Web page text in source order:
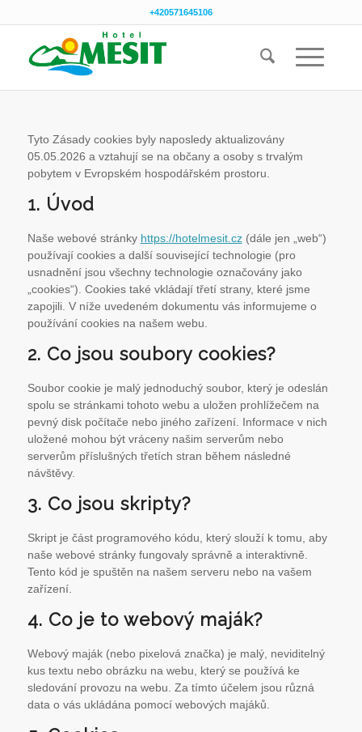
+420571645106
Tyto Zásady cookies byly naposledy aktualizovány
05.05.2026 a vztahují se na občany a osoby s trvalým
pobytem v Evropském hospodářském prostoru.
1. Úvod
Naše webové stránky https://hotelmesit.cz(dále jen „web“)
používají cookies a další související technologie (pro
usnadnění jsou všechny technologie označovány jako
„cookies“). Cookies také vkládají třetí strany, které jsme
zapojili. V níže uvedeném dokumentu vás informujeme o
používání cookies na našem webu.
2. Co jsou soubory cookies?
Soubor cookie je malý jednoduchý soubor, který je odeslán
spolu se stránkami tohoto webu a uložen prohlížečem na
pevný disk počítače nebo jiného zařízení. Informace v nich
uložené mohou být vráceny našim serverům nebo
serverům příslušných třetích stran během následné
návštěvy.
3. Co jsou skripty?
Skript je část programového kódu, který slouží k tomu, aby
naše webové stránky fungovaly správně a interaktivně.
Tento kód je spuštěn na našem serveru nebo na vašem
zařízení.
4. Co je to webový maják?
Webový maják (nebo pixelová značka) je malý, neviditelný
kus textu nebo obrázku na webu, který se používá ke
sledování provozu na webu. Za tímto účelem jsou různá
data o vás ukládána pomocí webových majáků.